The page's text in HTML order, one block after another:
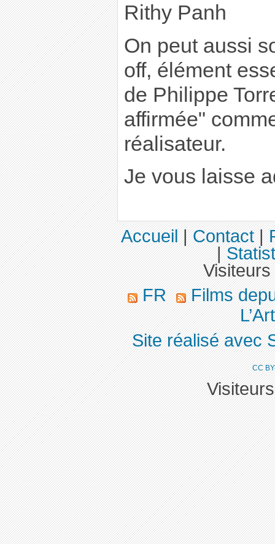
Rithy Panh
On peut aussi
off, élément
de Philippe
affirmée"
réalisateur.
Je vous laisse
Accueil|Contact|
|
FR
Films
Site réalisé avec
CC